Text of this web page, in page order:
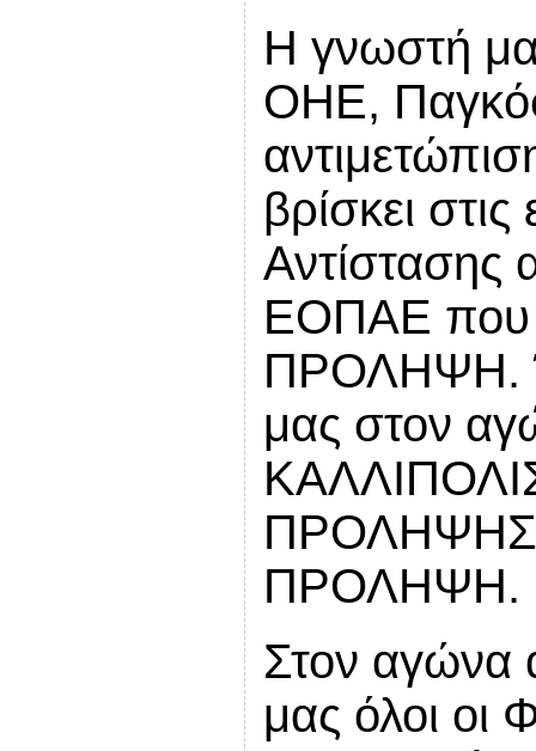
Η γνωστή
ΟΗΕ,
βρίσκει
Αντίστασης
ΕΟΠΑΕ που
ΠΡΟΛΗΨΗ.
μας στον
ΠΡΟΛΗΨΗΣ,
ΠΡΟΛΗΨΗ.
Στον αγώνα
μας όλοι